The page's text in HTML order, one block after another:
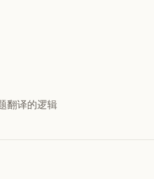
翻译的逻辑